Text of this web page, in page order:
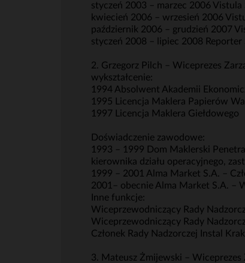
styczeń 2003 – marzec 2006 Vistula
kwiecień 2006 – wrzesień 2006
październik 2006 – grudzień 2007
styczeń 2008 – lipiec 2008 Reporter
2. Grzegorz Pilch – Wiceprezes
wykształcenie:
1994 Absolwent Akademii
1995 Licencja Maklera Papierów
1997 Licencja Maklera Giełdowego
Doświadczenie zawodowe:
1993 – 1999 Dom Maklerski
kierownika działu operacyjnego,
1999 – 2001 Alma Market S.A. –
2001– obecnie Alma Market S.A. –
Inne funkcje:
Wiceprzewodniczący Rady
Wiceprzewodniczący Rady
Członek Rady Nadzorczej Instal
3. Mateusz Żmijewski – Wiceprezes